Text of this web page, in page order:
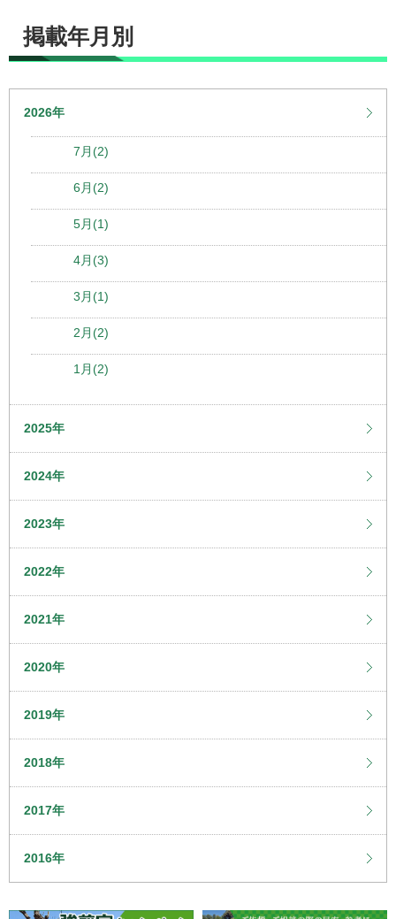
掲載年月別
2026年
7月(2)
6月(2)
5月(1)
4月(3)
3月(1)
2月(2)
1月(2)
2025年
2024年
2023年
2022年
2021年
2020年
2019年
2018年
2017年
2016年